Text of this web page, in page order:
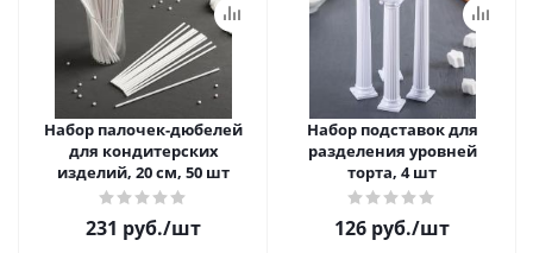
Набор палочек-дюбелей
для кондитерских
изделий, 20 см, 50 шт
231 руб./шт
Набор подставок для
разделения уровней
торта, 4 шт
126 руб./шт